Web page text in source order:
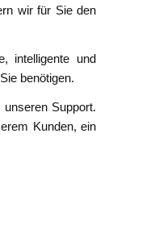
wir für Sie den
intelligente und
benötigen.
Support.
Kunden, ein